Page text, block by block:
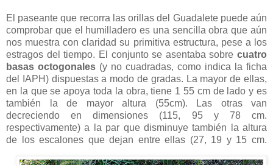
El paseante que recorra las orillas del Guadalete puede aún
comprobar que el humilladero es una sencilla obra que aún
nos muestra con claridad su primitiva estructura, pese a los
estragos del tiempo. El conjunto se asentaba sobre cuatro
basas octogonales (y no cuadradas, como indica la ficha
del IAPH) dispuestas a modo de gradas. La mayor de ellas,
en la que se apoya toda la obra, tiene 1 55 cm de lado y es
también la de mayor altura (55cm). Las otras van
decreciendo en dimensiones (115, 95 y 78 cm.
respectivamente) a la par que disminuye también la altura
de losescalones que dejan entre ellas (27, 19 y 15 cm.